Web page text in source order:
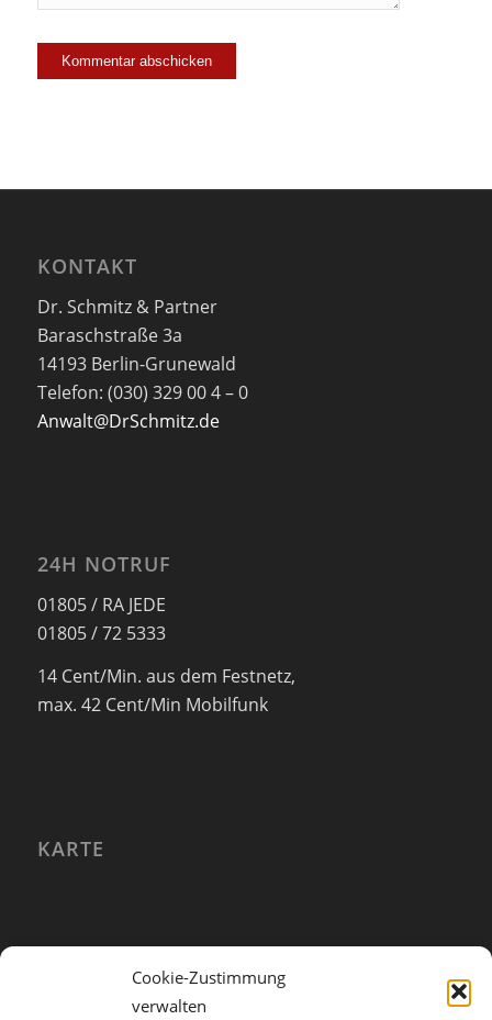
Cookie-Zustimmung
verwalten
KONTAKT
Dr. Schmitz & Partner
Baraschstraße 3a
14193 Berlin-Grunewald
Telefon: (030) 329 00 4 – 0
Anwalt@DrSchmitz.de
24H NOTRUF
01805 / RA JEDE
01805 / 72 5333
14 Cent/Min. aus dem Festnetz,
max. 42 Cent/Min Mobilfunk
KARTE